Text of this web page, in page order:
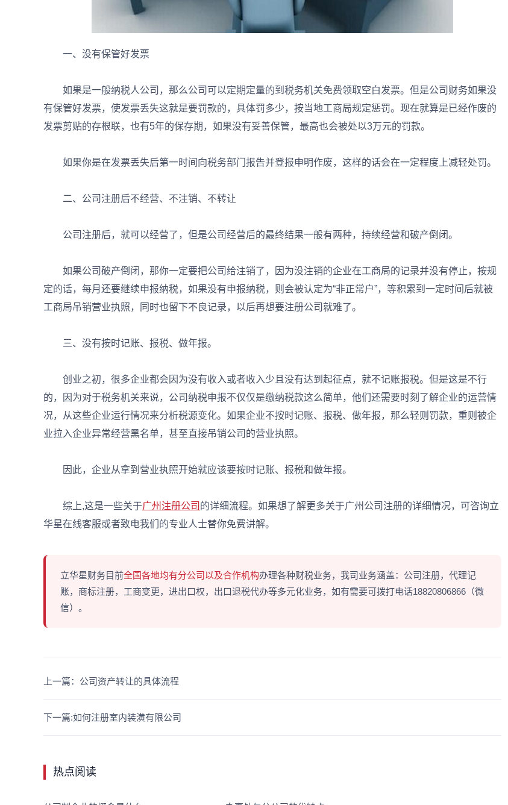
一、没有保管好发票
如果是一般纳税人公司，那么公司可以定期定量的到税务机关免费领取空白发票。但是公司财务如果没
有保管好发票，使发票丢失这就是要罚款的，具体罚多少，按当地工商局规定惩罚。现在就算是已经作废的
发票剪贴的存根联，也有5年的保存期，如果没有妥善保管，最高也会被处以3万元的罚款。
如果你是在发票丢失后第一时间向税务部门报告并登报申明作废，这样的话会在一定程度上减轻处罚。
二、公司注册后不经营、不注销、不转让
公司注册后，就可以经营了，但是公司经营后的最终结果一般有两种，持续经营和破产倒闭。
如果公司破产倒闭，那你一定要把公司给注销了，因为没注销的企业在工商局的记录并没有停止，按规
定的话，每月还要继续申报纳税，如果没有申报纳税，则会被认定为“非正常户”，等积累到一定时间后就被
工商局吊销营业执照，同时也留下不良记录，以后再想要注册公司就难了。
三、没有按时记账、报税、做年报。
创业之初，很多企业都会因为没有收入或者收入少且没有达到起征点，就不记账报税。但是这是不行
的，因为对于税务机关来说，公司纳税申报不仅仅是缴纳税款这么简单，他们还需要时刻了解企业的运营情
况，从这些企业运行情况来分析税源变化。如果企业不按时记账、报税、做年报，那么轻则罚款，重则被企
业拉入企业异常经营黑名单，甚至直接吊销公司的营业执照。
因此，企业从拿到营业执照开始就应该要按时记账、报税和做年报。
综上,这是一些关于广州注册公司 的详细流程。如果想了解更多关于广州公司注册的详细情况，可咨询立
华星在线客服或者致电我们的专业人士替你免费讲解。
立华星财务目前全国各地均有分公司以及合作机构办理各种财税业务，我司业务涵盖：公司注册，代理记
账，商标注册，工商变更，进出口权，出口退税代办等多元化业务，如有需要可拨打电话18820806866（微
信）。
下一篇:如何注册室内装潢有限公司
上一篇：公司资产转让的具体流程
热点阅读